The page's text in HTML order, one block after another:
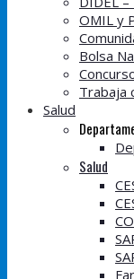
OMIL y
Bolsa
Trabaja
Salud
Salud